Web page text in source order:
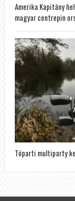
Amerika Kapitány
magyar centrepin
Tóparti multiparty